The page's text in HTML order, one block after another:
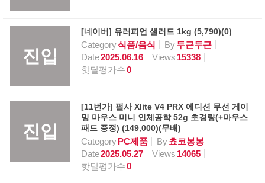
진입
[네이버] 유러피언 샐러드 1kg (5,790)(0)
Category식품/음식 By두근두근
Date2025.06.16 Views 15338
핫딜평가수0
진입
[11번가] 펄사 Xlite V4 PRX 에디션 무선 게이
밍 마우스 미니 인체공학 52g 초경량(+마우스
패드 증정) (149,000)(무배)
CategoryPC제품 By쵸코봉봉
Date2025.05.27 Views 14065
핫딜평가수0